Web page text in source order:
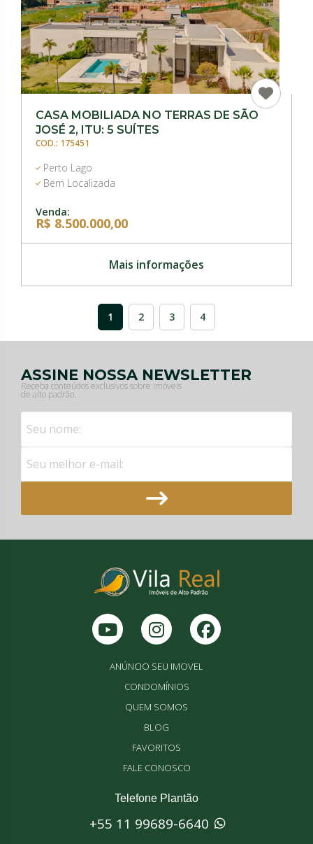
CASA MOBILIADA NO TERRAS DE SÃO
JOSÉ 2, ITU: 5 SUÍTES
COD.: 175451
Perto Lago
Bem Localizada
Venda:
R$ 8.500.000,00
Mais informações
1 2 3 4
ASSINE NOSSA NEWSLETTER
Receba conteúdos exclusivos sobre imóveis
de alto padrão.
ANÚNCIO SEU IMOVEL
CONDOMÍNIOS
QUEM SOMOS
BLOG
FAVORITOS
FALE CONOSCO
Telefone Plantão
+55 11 99689-6640